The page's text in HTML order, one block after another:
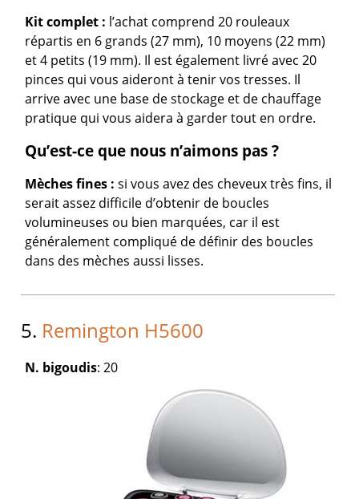
Kit complet : l’achat comprend 20 rouleaux
répartis en 6 grands (27 mm), 10 moyens (22 mm)
et 4 petits (19 mm). Il est également livré avec 20
pinces qui vous aideront à tenir vos tresses. Il
arrive avec une base de stockage et de chauffage
pratique qui vous aidera à garder tout en ordre.
Qu’est-ce que nous n’aimons pas ?
Mèches fines :si vous avez des cheveux très fins, il
serait assez difficile d’obtenir de boucles
volumineuses ou bien marquées, car il est
généralement compliqué de définir des boucles
dans des mèches aussi lisses.
5. Remington H5600
N. bigoudis: 20